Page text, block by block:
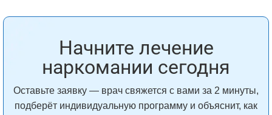
Начните лечение
наркомании сегодня
Оставьте заявку — врач свяжется с вами за 2 минуты,
подберёт индивидуальную программу и объяснит, как